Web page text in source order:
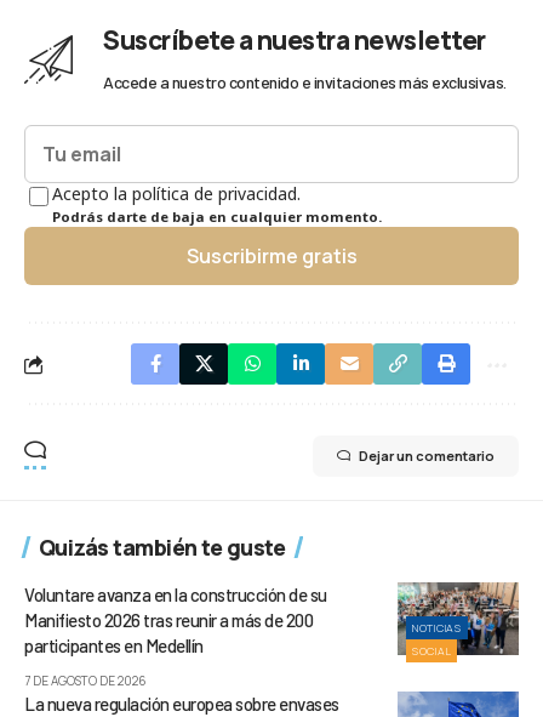
Suscríbete a nuestra newsletter
Accede a nuestro contenido e invitaciones más exclusivas.
Acepto la política de privacidad.
Podrás darte de baja en cualquier momento.
Suscribirme gratis
Dejar un comentario
Quizás también te guste
NOTICIAS
SOCIAL
Voluntare avanza en la construcción de su
Manifiesto 2026 tras reunir a más de 200
participantes en Medellín
7 DE AGOSTO DE 2026
La nueva regulación europea sobre envases